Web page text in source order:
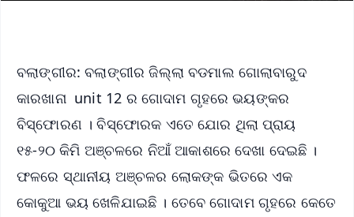
ବଲାଙ୍ଗୀର: ବଲାଙ୍ଗୀର ଜିଲ୍ଲା ବଡମାଲ ଗୋଲାବାରୁଦ
କାରଖାନା unit 12 ର ଗୋଦାମ ଗୃହରେ ଭୟଙ୍କର
ବିସ୍ଫୋରଣ । ବିସ୍ଫୋରକ ଏତେ ଯୋର ଥିଲା ପ୍ରାୟ
୧୫-୨୦ କିମି ଅଞ୍ଚଳରେ ନିଆଁ ଆକାଶରେ ଦେଖା ଦେଇଛି ।
ଫଳରେ ସ୍ଥାନୀୟ ଅଞ୍ଚଳର ଲୋକଙ୍କ ଭିତରେ ଏକ
କୋକୁଆ ଭୟ ଖେଳିଯାଇଛି । ତେବେ ଗୋଦାମ ଗୃହରେ କେତେ